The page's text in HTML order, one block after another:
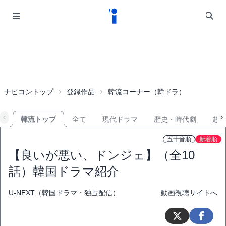
ナビコントップ 登録作品 韓流コーナー（韓ドラ）
韓流トップ 全て 現代ドラマ 歴史・時代劇 超
五十音順 新着順
【良いが悪い、ドンジェ】（全10
話）韓国ドラマ紹介
U-NEXT（韓国ドラマ・独占配信） 動画視聴サイトへ